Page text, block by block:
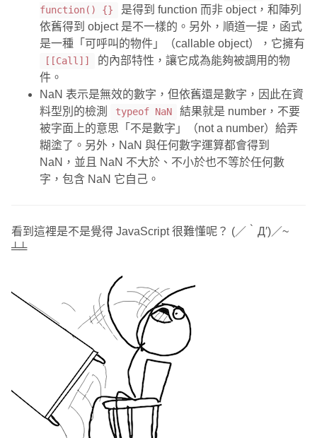
function() {}
是得到 function 而非 object，和陣列
依舊得到 object 是不一樣的。另外，順道一提，函式
是一種「可呼叫的物件」（callable object），它擁有
[[Call]]
的內部特性，讓它成為能夠被調用的物
件。
NaN 表示是無效的數字，但依舊還是數字，因此在資
料型別的檢測
typeof NaN
結果就是 number，不要
被字面上的意思「不是數字」（not a number）給弄
糊塗了。另外，NaN 與任何數字運算都會得到
NaN，並且 NaN 不大於、不小於也不等於任何數
字，包含 NaN 它自己。
看到這裡是不是覺得 JavaScript 很難懂呢？ (／‵Д′)／~
╧╧